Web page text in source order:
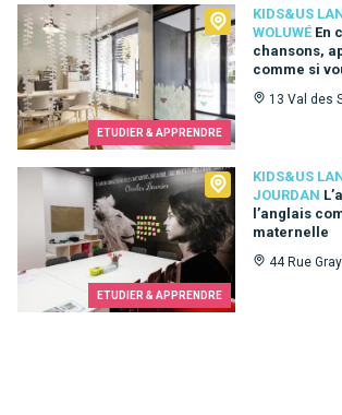
ETUDIER & APPRENDRE
KIDS&US
WOLUWÉ En
chansons,
comme si
13 Val des
Kids&Us language school - Woluwé
ETUDIER & APPRENDRE
KIDS&US
JOURDAN
l’anglais
maternelle
44 Rue
Kids&Us language school - Jourdan